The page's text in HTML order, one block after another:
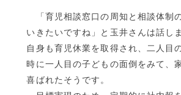
「育児相談窓口の周知と相談体制
いきたいですね」と玉井さんは話し
自身も育児休業を取得され、二人目
時に一人目の子どもの面倒をみて、
喜ばれたそうです。